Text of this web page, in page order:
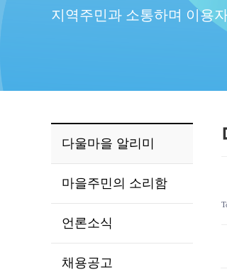
지역주민과 소통하며 이용
다울마을 알리미
마을주민의 소리함
언론소식
채용공고